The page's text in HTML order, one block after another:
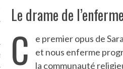
Le drame de
C
e premier opus de
et nous enferme
la communauté